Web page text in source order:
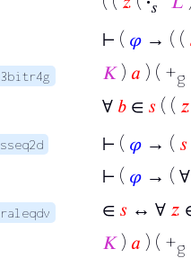
𝑠
3bitr4g
⊢ ( 𝜑 → ( (
𝐾) 𝑎 ) ( +g
∀ 𝑏 ∈ 𝑠 ( ( 𝑧
sseq2d ⊢ ( 𝜑 → ( 𝑠
raleqdv
⊢ ( 𝜑 → (
∈ 𝑠 ↔ ∀ 𝑧
𝐾) 𝑎 ) ( +g